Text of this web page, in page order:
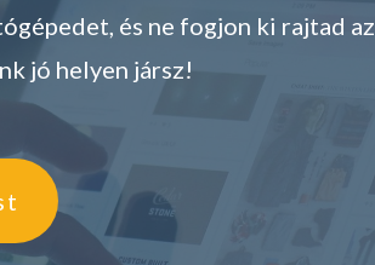
és ne fogjon ki rajtad az
jó helyen jársz!